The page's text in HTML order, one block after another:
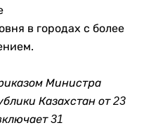
в городах с более
Министра
Казахстан от 23
31